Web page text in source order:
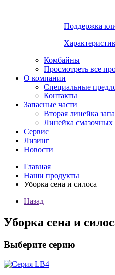
Поддержка
Комбайны
Просмотреть все
О компании
Специальные
Контакты
Запасные части
Вторая линейка
​​Линейка смазочных
Сервис
Лизинг
Новости
Главная
Наши продукты
Уборка сена и силоса
Назад
Уборка сена и
Выберите серию